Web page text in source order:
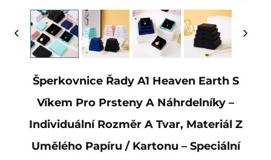
Šperkovnice Řady A1 Heaven Earth S
Víkem Pro Prsteny A Náhrdelníky –
Individuální Rozměr A Tvar, Materiál Z
Umělého Papíru / Kartonu – Speciální